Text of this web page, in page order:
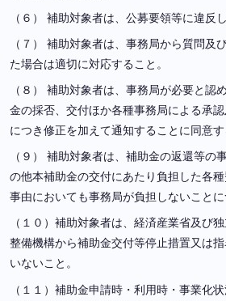
（６） 補助対象者は、公募要領等に違反
（７） 補助対象者は、事務局から質問及
た場合は適切に対応すること。
（８） 補助対象者は、事務局が必要と認
金の採否、交付ほか各種事務局による承
につき修正を加えて通知することに同意す
（９） 補助対象者は、補助金の返還等の
の他本補助金の交付にあたり負担した各
事由においても事務局が負担しないことに
（１０）補助対象者は、経済産業省及び
整備機構から補助金交付等停止措置又は
いないこと。
（１１）補助金申請時・利用時・事業化